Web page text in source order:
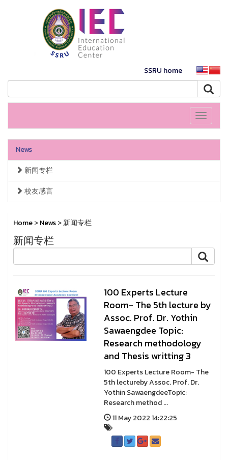
SSRU home
Toggle
News
新闻专栏
校友感言
Home>News> 新闻专栏
新闻专栏
100 Experts Lecture
Room- The 5th lecture by
Assoc. Prof. Dr. Yothin
Sawaengdee Topic:
Research methodology
and Thesis writting 3
100 Experts Lecture Room- The
5th lectureby Assoc. Prof. Dr.
Yothin SawaengdeeTopic:
Research method ...
11 May 2022 14:22:25